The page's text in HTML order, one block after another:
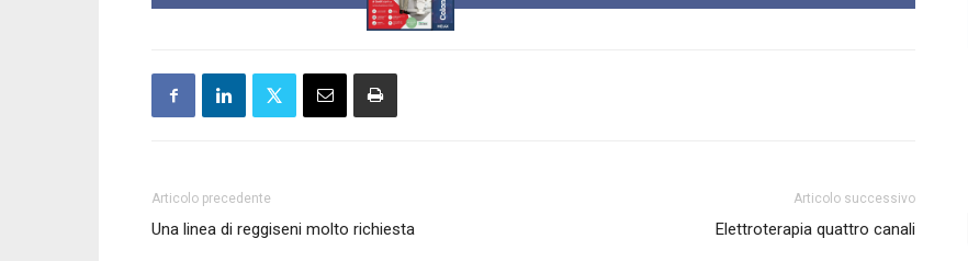
Articolo precedente
Una linea di reggiseni molto richiesta
Articolo successivo
Elettroterapia quattro canali